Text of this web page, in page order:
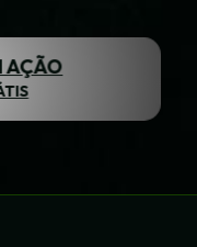
AÇÃO